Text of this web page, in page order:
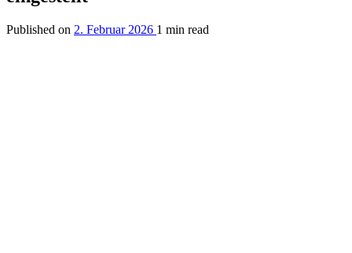
Published on 2. Februar 2026 1 min read